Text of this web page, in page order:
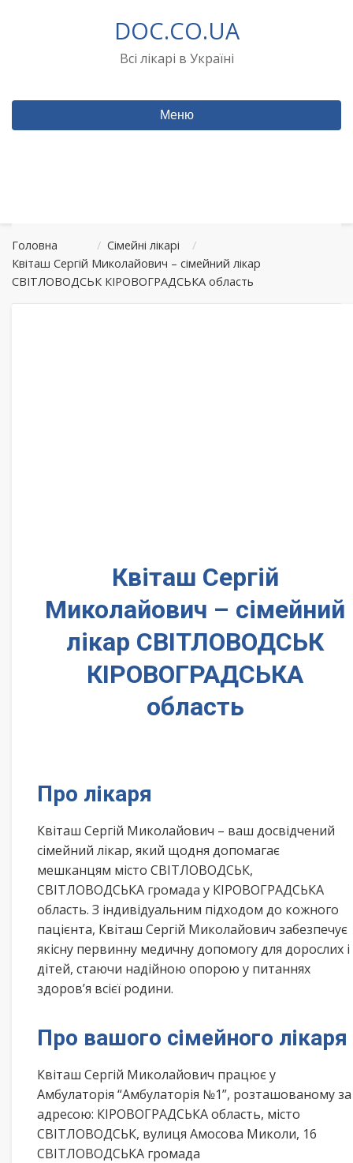
DOC.CO.UA
Всі лікарі в Україні
Меню
Головна / Сімейні лікарі
/
Квіташ Сергій Миколайович – сімейний лікар
СВІТЛОВОДСЬК КІРОВОГРАДСЬКА область
Квіташ Сергій
Миколайович – сімейний
лікар СВІТЛОВОДСЬК
КІРОВОГРАДСЬКА
область
Про лікаря
Квіташ Сергій Миколайович – ваш досвідчений
сімейний лікар, який щодня допомагає
мешканцям місто СВІТЛОВОДСЬК,
СВІТЛОВОДСЬКА громада у КІРОВОГРАДСЬКА
область. З індивідуальним підходом до кожного
пацієнта, Квіташ Сергій Миколайович забезпечує
якісну первинну медичну допомогу для дорослих і
дітей, стаючи надійною опорою у питаннях
здоров’я всієї родини.
Про вашого сімейного лікаря
Квіташ Сергій Миколайович працює у
Амбулаторія “Амбулаторія №1”, розташованому за
адресою: КІРОВОГРАДСЬКА область, місто
СВІТЛОВОДСЬК, вулиця Амосова Миколи, 16
СВІТЛОВОДСЬКА громада